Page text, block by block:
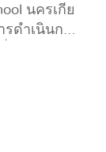
นครเกีย
ดำเนินการ
ยมชม